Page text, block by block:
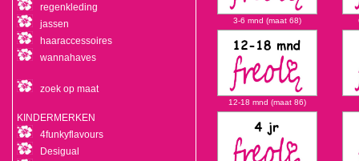
3-6 mnd (maat 68)
12-18 mnd (maat 86)
regenkleding
jassen
haaraccessoires
wannahaves
zoek op maat
KINDERMERKEN
4funkyflavours
Desigual